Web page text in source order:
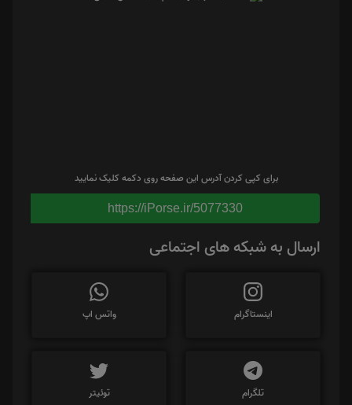
برای کپی کردن آدرس این صفحه روی دکمه کلیک نمایید
https://iPorse.ir/5077330
ارسال به شبکه های اجتماعی
اینستاگرام واتس اپ
تلگرام توئیتر